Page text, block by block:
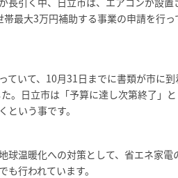
最大3万円補助する事業の申請を行
ていて、10月31日までに書類が市に
。日立市は「予算に達し次第終了」
という事です。
球温暖化への対策として、省エネ家
行われています。